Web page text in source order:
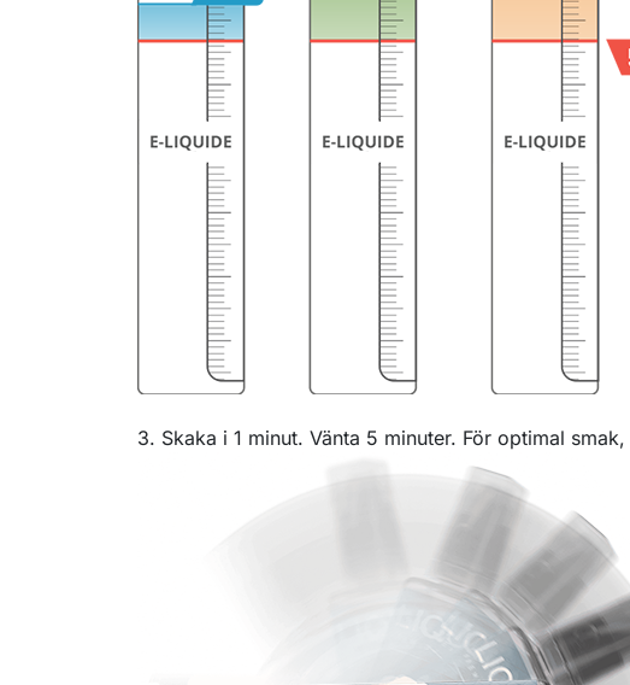
3. Skaka i 1 minut. Vänta 5 minuter. För optimal